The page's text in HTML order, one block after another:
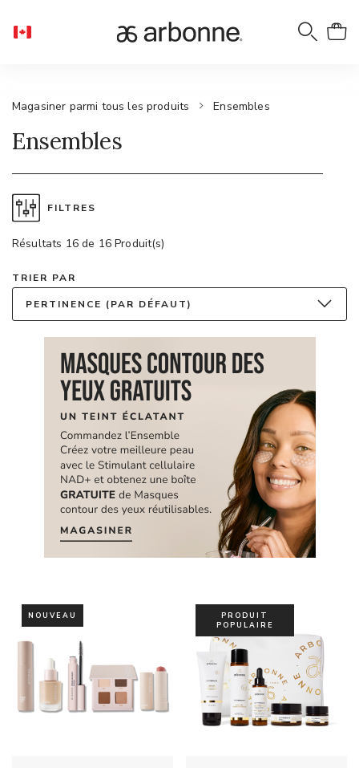
Magasiner parmi tous les produits Ensembles
Ensembles
FILTRES
Résultats 16 de 16 Produit(s)
TRIER PAR
PERTINENCE (PAR DÉFAUT)
NOUVEAU
PRODUIT
POPULAIRE